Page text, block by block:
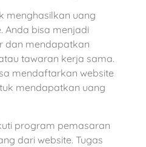
menghasilkan uang
Anda bisa menjadi
dan mendapatkan
tawaran kerja sama.
mendaftarkan website
mendapatkan uang
program pemasaran
dari website. Tugas